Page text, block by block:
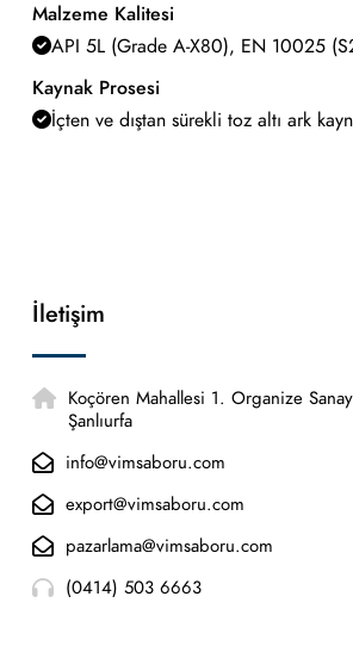
Malzeme Kalitesi
API 5L (Grade A-X80), EN 10025
Kaynak Prosesi
İçten ve dıştan sürekli toz altı ark
İletişim
Koçören Mahallesi 1. Organize
Şanlıurfa
info@vimsaboru.com
export@vimsaboru.com
pazarlama@vimsaboru.com
(0414) 503 6663